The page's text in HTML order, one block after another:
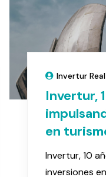
Invertur
Invertur,
en
Invertur, 10
inversiones